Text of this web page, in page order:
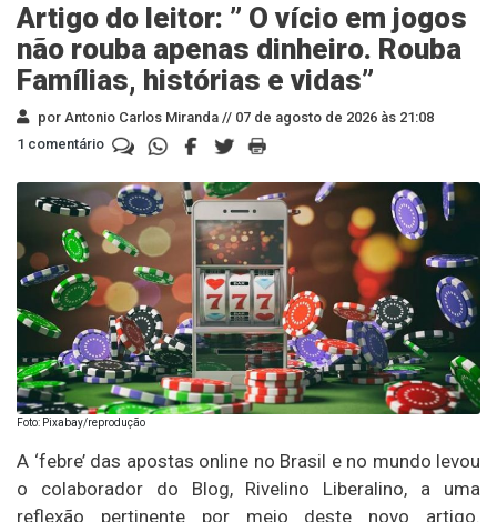
Artigo do leitor: ” O vício em jogos
não rouba apenas dinheiro. Rouba
Famílias, histórias e vidas”
por Antonio Carlos Miranda // 07 de agosto de 2026 às 21:08
1 comentário
Foto: Pixabay/reprodução
A ‘febre’ das apostas online no Brasil e no mundo levou
o colaborador do Blog, Rivelino Liberalino, a uma
reflexão pertinente por meio deste novo artigo.